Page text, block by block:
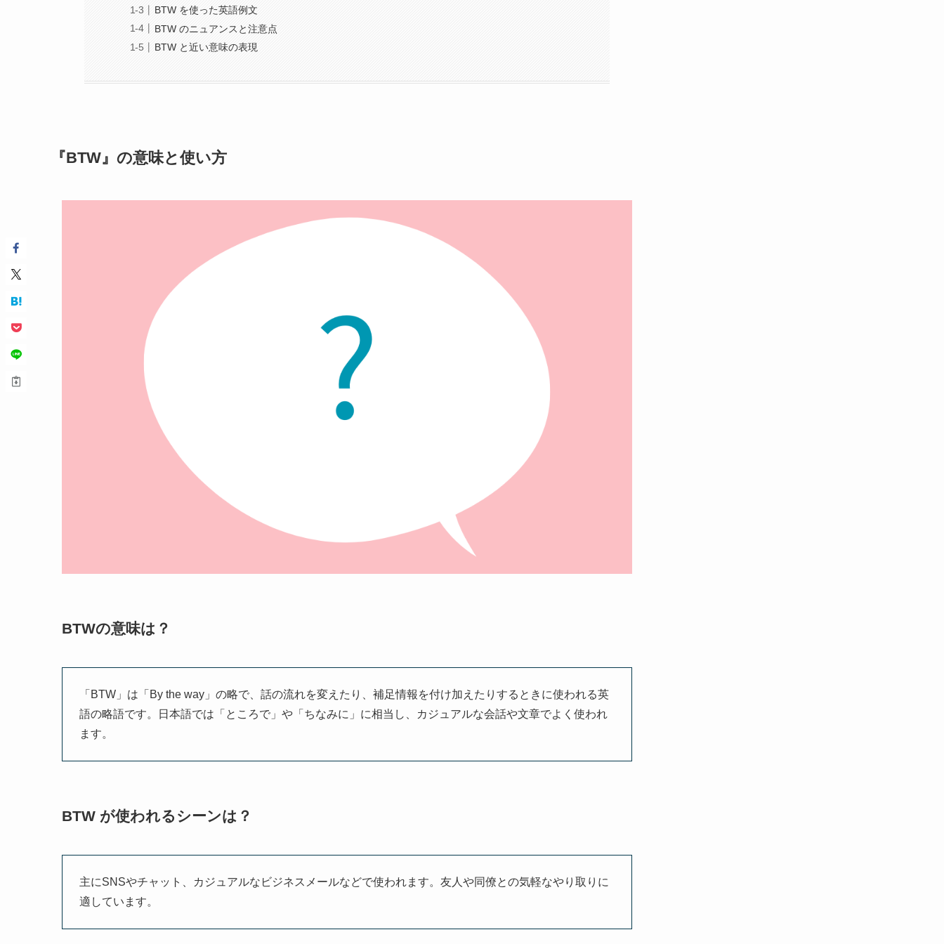
BTW を使った英語例文
BTW のニュアンスと注意点
BTW と近い意味の表現
『BTW』の意味と使い方
BTWの意味は？
「BTW」は「By the way」の略で、話の流れを変えたり、補足情報を付け加えたりするときに使われる英
語の略語です。日本語では「ところで」や「ちなみに」に相当し、カジュアルな会話や文章でよく使われ
ます。
BTW が使われるシーンは？
主にSNSやチャット、カジュアルなビジネスメールなどで使われます。友人や同僚との気軽なやり取りに
適しています。